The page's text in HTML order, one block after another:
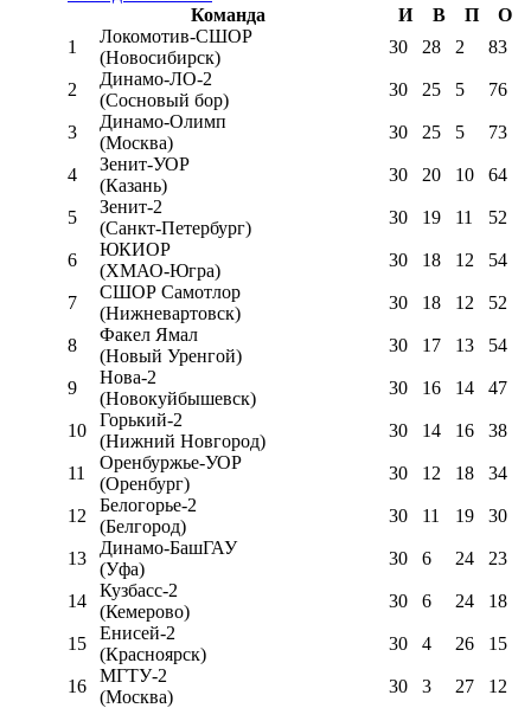
Команда
И В П
О
1
Локомотив-CШОР
(Новосибирск)
30 28 2 83
2
Динамо-ЛО-2
(Сосновый бор)
30 25 5 76
3
Динамо-Олимп
(Москва)
30 25 5 73
4
Зенит-УОР
(Казань)
30 20 10 64
5
Зенит-2
(Санкт-Петербург)
30 19 11 52
6
ЮКИОР
(ХМАО-Югра)
30 18 12 54
7
СШОР Самотлор
(Нижневартовск)
30 18 12 52
8
Факел Ямал
(Новый Уренгой)
30 17 13 54
9
Нова-2
(Новокуйбышевск)
30 16 14 47
10
Горький-2
(Нижний Новгород)
30 14 16 38
11
Оренбуржье-УОР
(Оренбург)
30 12 18 34
12
Белогорье-2
(Белгород)
30 11 19 30
13
Динамо-БашГАУ
(Уфа)
30 6 24 23
14
Кузбасс-2
(Кемерово)
30 6 24 18
15
Енисей-2
(Красноярск)
30 4 26 15
16
МГТУ-2
(Москва)
30 3 27 12